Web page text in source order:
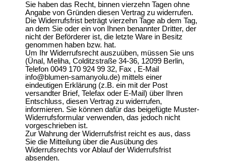
Sie haben das Recht, binnen vierzehn Tagen ohne
Angabe von Gründen diesen Vertrag zu widerrufen.
Die Widerrufsfrist beträgt vierzehn Tage ab dem Tag,
an dem Sie oder ein von Ihnen benannter Dritter, der
nicht der Beförderer ist, die letzte Ware in Besitz
genommen haben bzw. hat.
Um Ihr Widerrufsrecht auszuüben, müssen Sie uns
(Ünal, Meliha, Colditzstraße 34-36, 12099 Berlin,
Telefon 0049 170 924 99 32, Fax , E-Mail
info@blumen-samanyolu.de) mittels einer
eindeutigen Erklärung (z.B. ein mit der Post
versandter Brief, Telefax oder E-Mail) über Ihren
Entschluss, diesen Vertrag zu widerrufen,
informieren. Sie können dafür das beigefügte Muster-
Widerrufsformular verwenden, das jedoch nicht
vorgeschrieben ist.
Zur Wahrung der Widerrufsfrist reicht es aus, dass
Sie die Mitteilung über die Ausübung des
Widerrufsrechts vor Ablauf der Widerrufsfrist
absenden.